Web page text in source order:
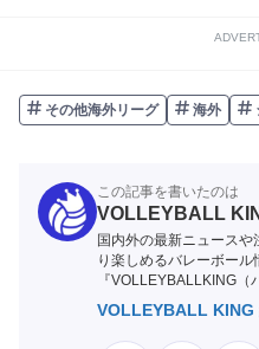
その他海外リーグ 海外
この記事を書いたのは
VOLLEYBALL
国内外の最新ニュース
り楽しめるバレーボール
『VOLLEYBALLKING（
VOLLEYBALL KING